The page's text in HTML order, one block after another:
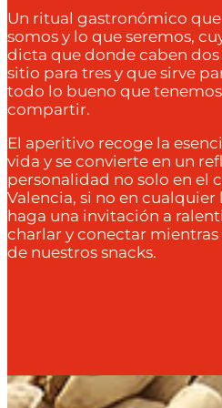
Un ritual gastronómico
somos y lo que seremos,
dicta que donde caben
sitio para tres y que sirve
todo lo bueno que
compartir.
El aperitivo recoge la
vida y se convierte en un
personalidad no solo en el
Valencia, si no en cualquier
haga una invitación a
charlar y conectar mientras
de nuestros snacks.